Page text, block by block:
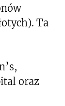
Ta
oraz